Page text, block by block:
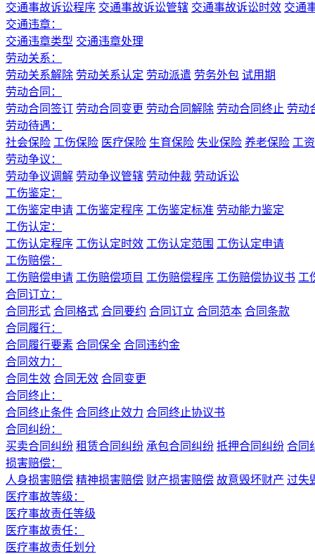
交通事故诉讼程序 交通事故诉讼管辖 交通事故诉讼时效 交通
交通违章：
交通违章类型 交通违章处理
劳动关系：
劳动关系解除 劳动关系认定 劳动派遣 劳务外包 试用期
劳动合同：
劳动合同签订 劳动合同变更 劳动合同解除 劳动合同终止 劳动
劳动待遇：
社会保险 工伤保险 医疗保险 生育保险 失业保险 养老保险 工资
劳动争议：
劳动争议调解 劳动争议管辖 劳动仲裁 劳动诉讼
工伤鉴定：
工伤鉴定申请 工伤鉴定程序 工伤鉴定标准 劳动能力鉴定
工伤认定：
工伤认定程序 工伤认定时效 工伤认定范围 工伤认定申请
工伤赔偿：
工伤赔偿申请 工伤赔偿项目 工伤赔偿程序 工伤赔偿协议书 工
合同订立：
合同形式 合同格式 合同要约 合同订立 合同范本 合同条款
合同履行：
合同履行要素 合同保全 合同违约金
合同效力：
合同生效 合同无效 合同变更
合同终止：
合同终止条件 合同终止效力 合同终止协议书
合同纠纷：
买卖合同纠纷 租赁合同纠纷 承包合同纠纷 抵押合同纠纷 合同
损害赔偿：
人身损害赔偿 精神损害赔偿 财产损害赔偿 故意毁坏财产 过失
医疗事故等级：
医疗事故责任等级
医疗事故责任：
医疗事故责任划分